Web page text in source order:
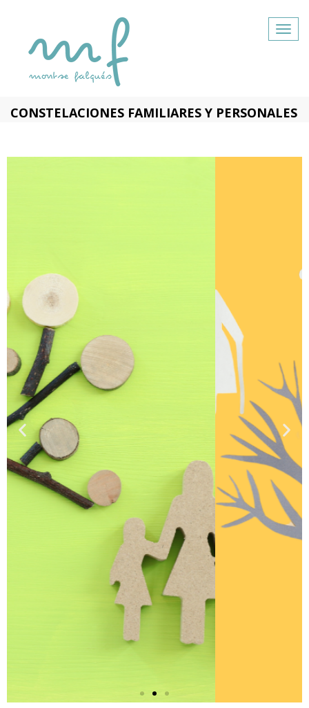
CONSTELACIONES FAMILIARES Y PERSONALES
“Sanamos cuando
dejamos de excluir
y aprendemos a dar
un lugar en el
corazón a todos los
miembros de
nuestro sistema.” –
Jakob Schneider